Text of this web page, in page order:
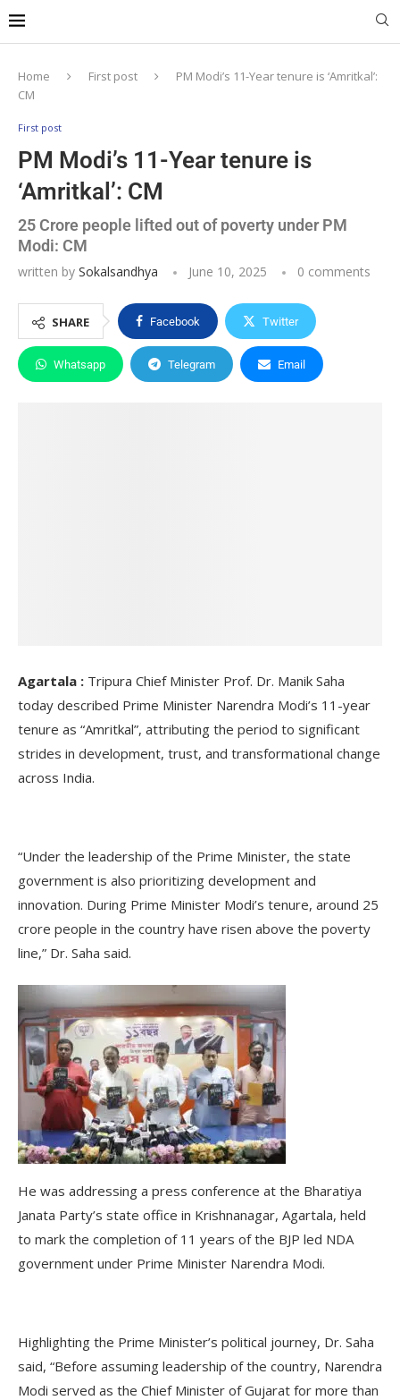
Home First post
PM Modi’s 11-Year tenure is ‘Amritkal’:
CM
First post
PM Modi’s 11-Year tenure is
‘Amritkal’: CM
25 Crore people lifted out of poverty under PM
Modi: CM
written by Sokalsandhya June 10, 2025 0 comments
SHARE Facebook Twitter
Whatsapp Telegram Email
Agartala : Tripura Chief Minister Prof. Dr. Manik Saha
today described Prime Minister Narendra Modi’s 11-year
tenure as “Amritkal”, attributing the period to significant
strides in development, trust, and transformational change
across India.
“Under the leadership of the Prime Minister, the state
government is also prioritizing development and
innovation. During Prime Minister Modi’s tenure, around 25
crore people in the country have risen above the poverty
line,” Dr. Saha said.
He was addressing a press conference at the Bharatiya
Janata Party’s state office in Krishnanagar, Agartala, held
to mark the completion of 11 years of the BJP led NDA
government under Prime Minister Narendra Modi.
Highlighting the Prime Minister’s political journey, Dr. Saha
said, “Before assuming leadership of the country, Narendra
Modi served as the Chief Minister of Gujarat for more than